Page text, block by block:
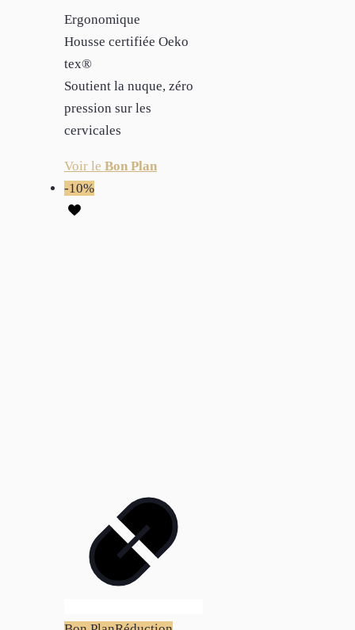
Ergonomique
Housse certifiée Oeko
tex®
Soutient la nuque, zéro
pression sur les
cervicales
Voir le Bon Plan
-10%